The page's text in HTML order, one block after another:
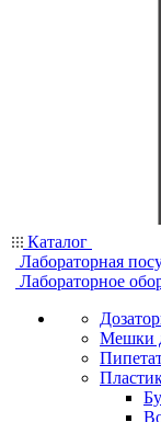
Каталог
Лабораторная
Лабораторное
Мешки